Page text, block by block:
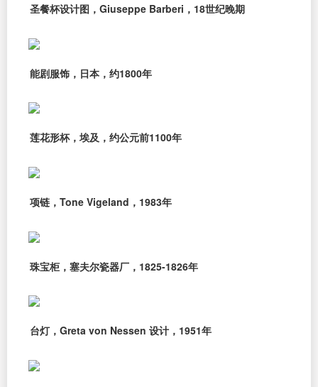
圣餐杯设计图，Giuseppe Barberi，18世纪晚期
能剧服饰，日本，约1800年
莲花形杯，埃及，约公元前1100年
项链，Tone Vigeland，1983年
珠宝柜，塞夫尔瓷器厂，1825-1826年
台灯，Greta von Nessen 设计，1951年